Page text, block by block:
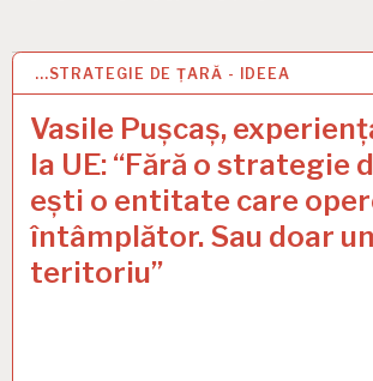
...STRATEGIE DE ȚARĂ - IDEEA
Vasile Pușcaș,
la UE: “Fără o strategie
ești o entitate care
întâmplător. Sau doar un
teritoriu”
1 JAN 2021